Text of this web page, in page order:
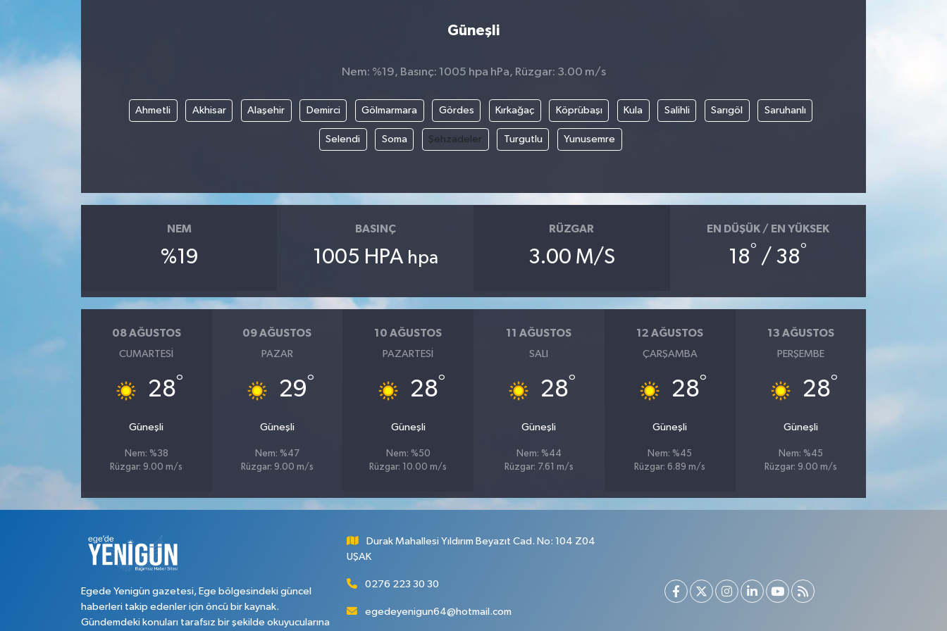
Güneşli
Nem: %19, Basınç: 1005 hpa hPa, Rüzgar: 3.00 m/s
Ahmetli Akhisar Alaşehir Demirci Gölmarmara Gördes Kırkağaç Köprübaşı Kula Salihli Sarıgöl Saruhanlı
Selendi Soma Şehzadeler Turgutlu Yunusemre
NEM
%19
BASINÇ
1005 HPA hpa
RÜZGAR
3.00 M/S
EN DÜŞÜK / EN YÜKSEK
18° / 38°
08 AĞUSTOS
CUMARTESI
28°
Güneşli
Nem: %38
Rüzgar: 9.00 m/s
09 AĞUSTOS
PAZAR
29°
Güneşli
Nem: %47
Rüzgar: 9.00 m/s
10 AĞUSTOS
PAZARTESI
28°
Güneşli
Nem: %50
Rüzgar: 10.00 m/s
11 AĞUSTOS
SALI
28°
Güneşli
Nem: %44
Rüzgar: 7.61 m/s
12 AĞUSTOS
ÇARŞAMBA
28°
Güneşli
Nem: %45
Rüzgar: 6.89 m/s
13 AĞUSTOS
PERŞEMBE
28°
Güneşli
Nem: %45
Rüzgar: 9.00 m/s
Egede Yenigün gazetesi, Ege bölgesindeki güncel
haberleri takip edenler için öncü bir kaynak.
Gündemdeki konuları tarafsız bir şekilde okuyucularına
Durak Mahallesi Yıldırım Beyazıt Cad. No: 104 Z04
UŞAK
0276 223 30 30
egedeyenigun64@hotmail.com